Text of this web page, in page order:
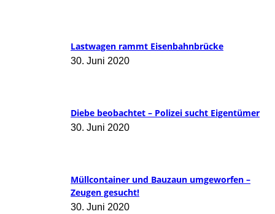
Lastwagen rammt Eisenbahnbrücke
30. Juni 2020
Diebe beobachtet – Polizei sucht Eigentümer
30. Juni 2020
Müllcontainer und Bauzaun umgeworfen –
Zeugen gesucht!
30. Juni 2020